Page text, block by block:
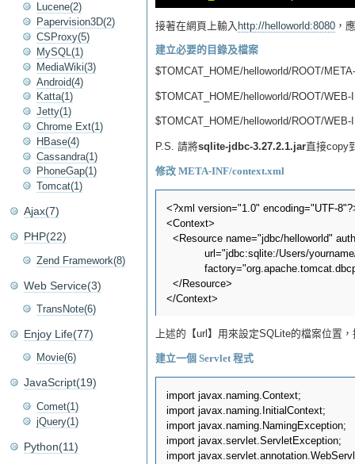
接著在網頁上輸入 http://helloworld:8080 ，
建立必要的目錄及檔案
$TOMCAT_HOME/helloworld/ROOT/
$TOMCAT_HOME/helloworld/ROOT/
$TOMCAT_HOME/helloworld/ROOT/WEB-
P.S. 請將sqlite-jdbc-3.27.2.1.jar直接copy
修改 META-INF/context.xml
<?xml version="1.0" encoding="UTF-
<Context>
<Resource name="jdbc/helloworld"
url="jdbc:sqlite:/Users/
  </Resource>
上述的【url】用來設定SQLite的檔案位置
建立一個 Servlet 程式
import javax.naming.Context;
import javax.naming.InitialContext;
import javax.naming.NamingException;
import javax.servlet.ServletException;
import
Lucene(2)
Papervision3D(2)
CSProxy(5)
MySQL(1)
MediaWiki(3)
Android(4)
Katta(1)
Jetty(1)
Chrome Ext(1)
HBase(4)
Cassandra(1)
PhoneGap(1)
Tomcat(1)
Ajax(7)
PHP(22)
Zend Framework(8)
Web Service(3)
TransNote(6)
Enjoy Life(77)
Movie(6)
JavaScript(19)
Comet(1)
jQuery(1)
Python(11)